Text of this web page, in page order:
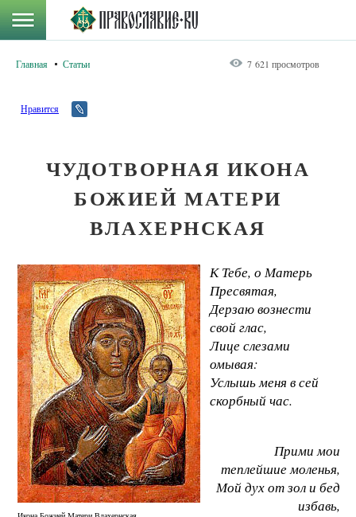
Главная Статьи 7 621 просмотров
Нравится
ЧУДОТВОРНАЯ ИКОНА
БОЖИЕЙ МАТЕРИ
ВЛАХЕРНСКАЯ
К Тебе, о Матерь
Пресвятая,
Дерзаю вознести
свой глас,
Лице слезами
омывая:
Услышь меня в сей
скорбный час.
Прими мои
теплейшие моленья,
Мой дух от зол и бед
избавь,